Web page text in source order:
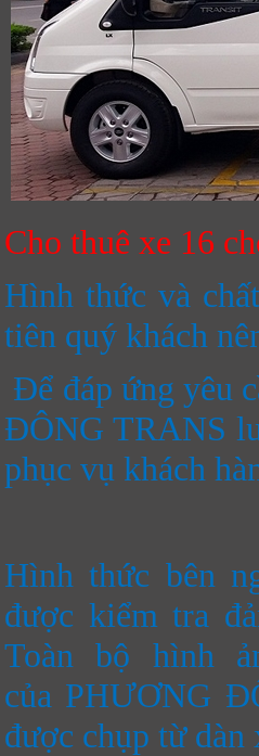
Cho thuê xe 16
Hình thức và
tiên quý khách
Để đáp ứng yêu
ĐÔNG TRANS
phục vụ khách
Hình thức bên
được kiểm tra
Toàn bộ hình
của PHƯƠNG
được chụp từ dàn